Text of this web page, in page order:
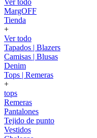
Ver todo
MargOFF
Tienda
+
Ver todo
Tapados | Blazers
Camisas | Blusas
Denim
Tops | Remeras
+
tops
Remeras
Pantalones
Tejido de punto
Vestidos